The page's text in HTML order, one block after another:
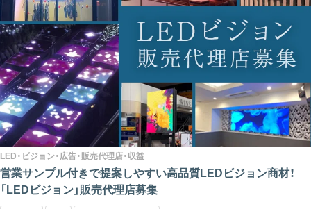
LED・ビジョン・広告・販売代理店・収益
営業サンプル付きで提案しやすい高品質LEDビジョン商材！
「LEDビジョン」販売代理店募集